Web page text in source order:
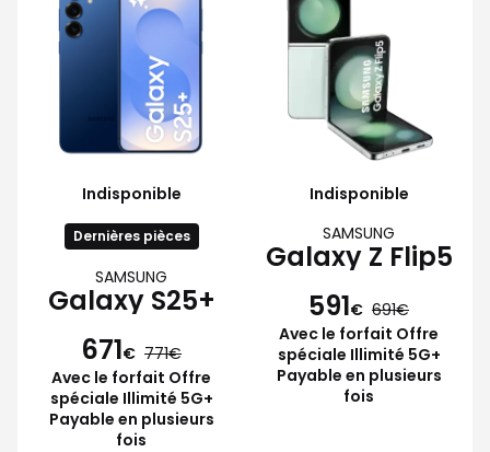
Indisponible
Dernières pièces
SAMSUNG
Galaxy S25+
671€ 771
Avec le forfait Offre
spéciale Illimité 5G+
Payable en plusieurs
fois
Indisponible
SAMSUNG
Galaxy Z Flip5
591€ 691
Avec le forfait Offre
spéciale Illimité 5G+
Payable en plusieurs
fois